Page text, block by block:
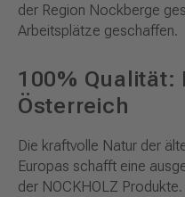
der Region Nockberge
Arbeitsplätze geschaffen.
100% Qualität:
Österreich
Die kraftvolle Natur der
Europas schafft eine
der NOCKHOLZ